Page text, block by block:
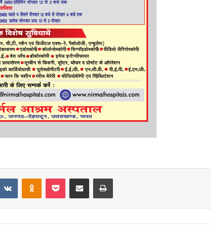
VKontakteOdnoklassniki
Pocket Share via Email Print